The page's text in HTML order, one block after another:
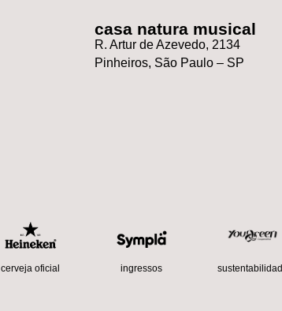
casa natura musical
R. Artur de Azevedo, 2134
Pinheiros, São Paulo – SP
cerveja oficial ingressos